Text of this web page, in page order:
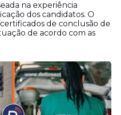
na experiência
dos candidatos. O
de conclusão de
de acordo com as